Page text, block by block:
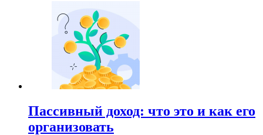
Пассивный доход: что это и как его
организовать